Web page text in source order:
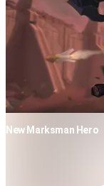
New Marksman Hero